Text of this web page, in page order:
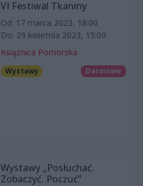
VI Festiwal Tkaniny
Od: 17 marca 2023, 18:00
Do: 29 kwietnia 2023, 15:00
Książnica Pomorska
Wystawy Darmowe
Wystawy „Posłuchać.
Zobaczyć. Poczuć”